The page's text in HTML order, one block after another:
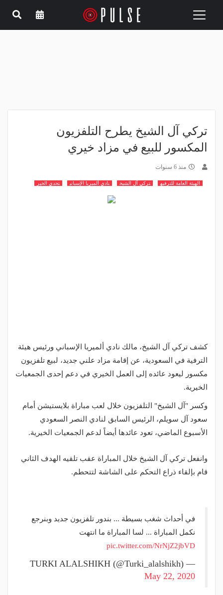
Toggle
تركي آل الشيخ يطرح التلفزيون
المكسور للبيع في مزاد خيري
منذ 6 سنوات
الهيئة العامة للترفيه تركي آل الشيخ نادي ألميريا الإسباني تحدي الخير
كشف تركي آل الشيخ، مالك نادي ألميريا الإسباني ورئيس هيئة
الترفية في السعودية، عن إقامة مزاد علني جديد، لبيع تلفزيون
مكسور ليعود عائده إلى العمل الخيري في دعم إحدى الجمعيات
الخيرية.
وكسر "آل الشيخ" التلفزيون خلال لعب مباراة بلايستيشن أمام
سعود آل سويلم، الرئيس السابق لنادي النصر السعودي
الأسبوع الماضي، تعود عائدها أيضاً لدعم الجمعيات الخيرية.
وانفعل تركي آل الشيخ خلال المباراة عقب تلقيه الهدف الثاني
قام بإلقاء ذراع التحكم على الشاشة لتتحطم.
في أحداث شغب بسيطة ... بندور تلفزيون جديد وبنرجع
نكمل المباراة ... لسا المباراة ما انتهت
pic.twitter.com/NrNjZ2jbVD
— TURKI ALALSHIKH (@Turki_alalshikh)
May 22, 2020